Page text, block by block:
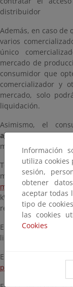
distribuidor
Además, en caso
varios
único
mercado de
consumidor que
comercializador y
mercado, solo
liquidación.
Asimismo, el
agregadoresde
mercados.
Todos los
mercado libre,
microempresas
,
kW tienen, además,
regulado.
En el mercado
libremente las
El listado de todas
página web de la
Información
utiliza cookies
sesión,
obtener
aceptar todas
tipo de
las cookies
Cookies